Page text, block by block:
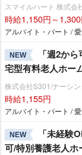
スマイルハート 株式会
時給1,150円～
アルバイト・パート /
NEW
「週2か
宅型有料老人ホー
株式会社S301/ナーシ
時給1,155円
アルバイト・パート /
NEW
「未経験
可/特別養護老人